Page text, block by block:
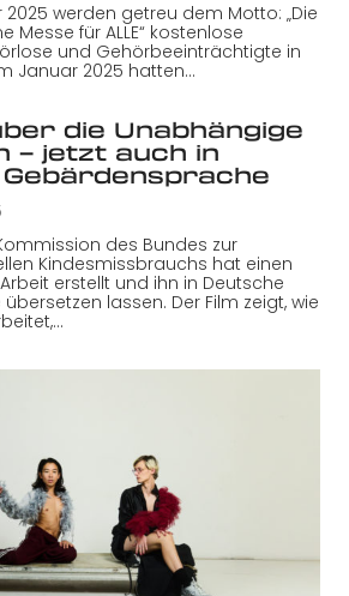
werden getreu dem Motto: „Die
Messe für ALLE“ kostenlose
und Gehörbeeinträchtigte in
Januar 2025 hatten…
die Unabhängige
– jetzt auch in
des Bundes zur
Kindesmissbrauchs hat einen
erstellt und ihn in Deutsche
lassen. Der Film zeigt, wie